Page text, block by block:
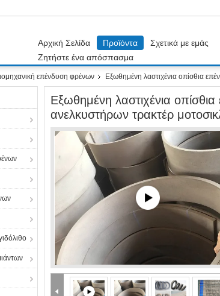
Αρχική Σελίδα Προϊόντα Σχετικά με εμάς
Ζητήστε ένα απόσπασμα
επένδυση φρένων Εξωθημένη λαστιχένια οπίσθια
Εξωθημένη λαστιχένια
ανελκυστήρων τρακτέρ